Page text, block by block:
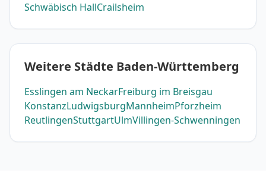
Schwäbisch HallCrailsheim
Weitere Städte Baden-Württemberg
Esslingen am NeckarFreiburg im Breisgau
KonstanzLudwigsburgMannheimPforzheim
ReutlingenStuttgartUlmVillingen-Schwenningen